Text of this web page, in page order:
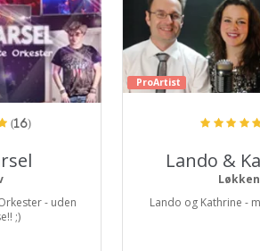
(16)
- uden
;)
ProArtist
Lando &
Løkken
Lando og Kathrine -